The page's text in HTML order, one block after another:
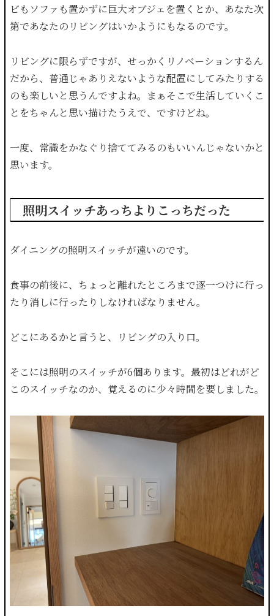
ビもソファも置かずに巨大オブジェを置くとか、あなた次
第であなたのリビングはいかようにもなるのです。
リビングに限らずですが、せっかくリノベーションするん
だから、普通じゃありえないような配置にしてみたりする
のも楽しいと思うんですよね。まぁそこで生活していくこ
とをちゃんと思い描けたうえで、ですけどね。
一度、常識をかなぐり捨ててみるのもいいんじゃないかと
思います。
照明スイッチあっちよりこっちだった
ダイニングの照明スイッチが遠いのです。
食事の前後に、ちょっと離れたところまで逐一つけに行っ
たり消しに行ったりしなければなりません。
どこにあるかと言うと、リビングの入り口。
そこには照明のスイッチが6個あります。最初はどれがど
このスイッチなのか、覚えるのに少々時間を要しました。